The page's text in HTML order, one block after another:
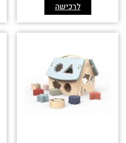
לרכישה